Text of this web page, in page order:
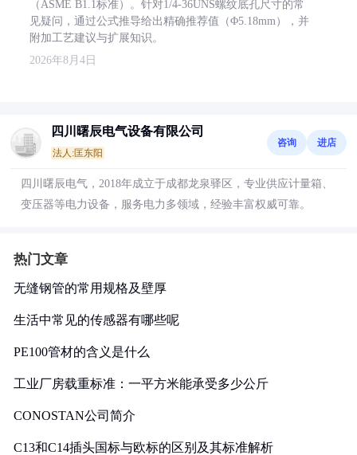
（ASME B1.1标准）。针对1/4-36UNS螺纹底孔尺寸的常
见疑问，通过公式推导给出精确推荐值（Φ5.18mm），并
附加工艺建议与扩展知识。
2026年8月4日
四川曙辰电气设备有限公司
法人:匡东阳
咨询 进店
四川曙辰电气，2018年成立于成都龙泉驿区，专业供应计量箱、
变压器等电力设备，服务电力多领域，经验丰富权威可靠。
热门文章
无缝钢管的常用规格及壁厚
生活中常见的传感器有哪些呢
PE100管材的含义是什么
工业厂房载重标准：一平方米能承受多少公斤
CONOSTAN公司简介
C13和C14插头国标与欧标的区别及其标准解析